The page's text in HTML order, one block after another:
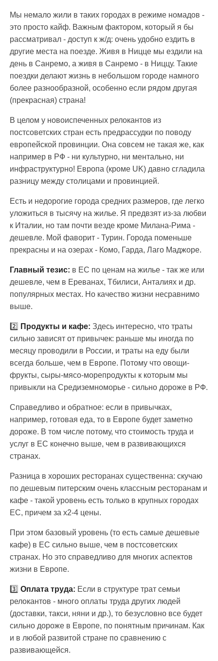
Мы немало жили в таких городах в режиме номадов -
это просто кайф. Важным фактором, который я бы
рассматривал - доступ к ж/д: очень удобно ездить в
другие места на поезде. Живя в Ницце мы ездили на
день в Санремо, а живя в Санремо - в Ниццу. Такие
поездки делают жизнь в небольшом городе намного
более разнообразной, особенно если рядом другая
(прекрасная) страна!
В целом у новоиспеченных релокантов из
постсоветских стран есть предрассудки по поводу
европейской провинции. Она совсем не такая же, как
например в РФ - ни культурно, ни ментально, ни
инфраструктурно! Европа (кроме UK) давно сгладила
разницу между столицами и провинцией.
Есть и недорогие города средних размеров, где легко
уложиться в тысячу на жилье. Я предвзят из-за любви
к Италии, но там почти везде кроме Милана-Рима -
дешевле. Мой фаворит - Турин. Города поменьше
прекрасны и на озерах - Комо, Гарда, Лаго Маджоре.
Главный тезис: в ЕС по ценам на жилье - так же или
дешевле, чем в Ереванах, Тбилиси, Анталиях и др.
популярных местах. Но качество жизни несравнимо
выше.
2️⃣ Продукты и кафе: Здесь интересно, что траты
сильно зависят от привычек: раньше мы иногда по
месяцу проводили в России, и траты на еду были
всегда больше, чем в Европе. Потому что овощи-
фрукты, сыры-мясо-морепродукты к которым мы
привыкли на Средиземноморье - сильно дороже в РФ.
Справедливо и обратное: если в привычках,
например, готовая еда, то в Европе будет заметно
дороже. В том числе потому, что стоимость труда и
услуг в ЕС конечно выше, чем в развивающихся
странах.
Разница в хороших ресторанах существенна: скучаю
по дешевым питерским очень классным ресторанам и
кафе - такой уровень есть только в крупных городах
ЕС, причем за x2-4 цены.
При этом базовый уровень (то есть самые дешевые
кафе) в ЕС сильно выше, чем в постсоветских
странах. Но это справедливо для многих аспектов
жизни в Европе.
3️⃣ Оплата труда: Если в структуре трат семьи
релокантов - много оплаты труда других людей
(доставки, такси, няни и др.), то безусловно все будет
сильно дороже в Европе, по понятным причинам. Как
и в любой развитой стране по сравнению с
развивающейся.